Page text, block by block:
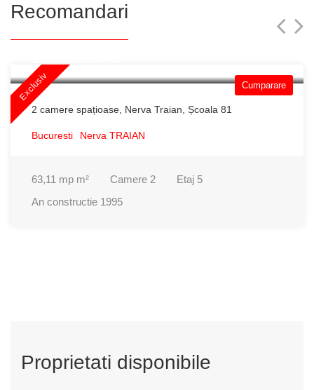
Recomandari
Exclusiv Cumparare
2 camere spațioase, Nerva Traian, Școala 81
Bucuresti Nerva TRAIAN
63,11 mp m² Camere 2 Etaj 5
An constructie 1995
Proprietati disponibile